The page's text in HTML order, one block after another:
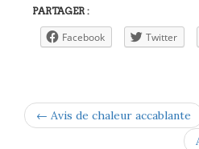
PARTAGER :
Facebook Twitter
← Avis de chaleur accablante